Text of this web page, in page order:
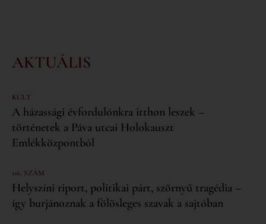
AKTUÁLIS
KULT
A házassági évfordulónkra itthon leszek –
történetek a Páva utcai Holokauszt
Emlékközpontból
116. SZÁM
Helyszíni riport, politikai párt, szörnyű tragédia –
így burjánoznak a fölösleges szavak a sajtóban